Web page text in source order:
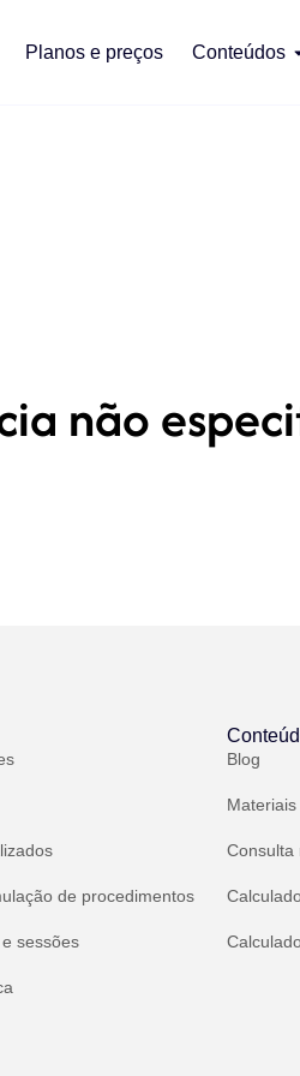
Planos e preços Conteúdos
não
de procedimentos
sessões
Blog
Consulta